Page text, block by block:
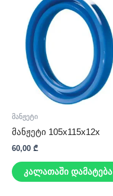
მანჟეტი
მანჟეტი 105x115x12x
60,00 ₾
კალათაში დამატება